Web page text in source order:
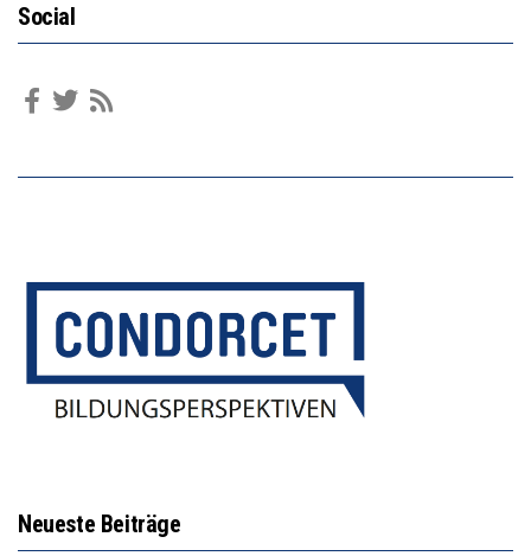
Social
Neueste Beiträge